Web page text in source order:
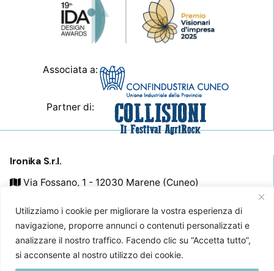
Utilizziamo i cookie per migliorare la vostra esperienza di
navigazione, proporre annunci o contenuti personalizzati e
analizzare il nostro traffico. Facendo clic su “Accetta tutto”,
si acconsente al nostro utilizzo dei cookie.
Associata a:
Partner di:
Ironika S.r.l.
Via Fossano, 1 - 12030 Marene (Cuneo)
info@ironika.it